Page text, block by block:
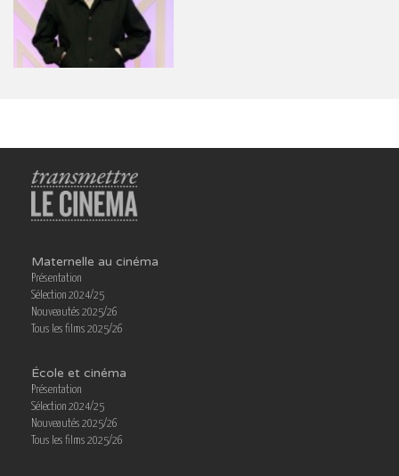
Maternelle au cinéma
Présentation
Sélection 2024/25
Nouveautés 2025/26
Tous les films 2025/26
École et cinéma
Présentation
Sélection 2024/25
Nouveautés 2025/26
Tous les films 2025/26